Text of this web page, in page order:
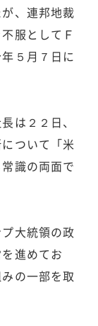
、連邦地裁
服としてＦ
５月７日に
は２２日、
ついて「米
識の両面で
大統領の政
進めてお
の一部を取